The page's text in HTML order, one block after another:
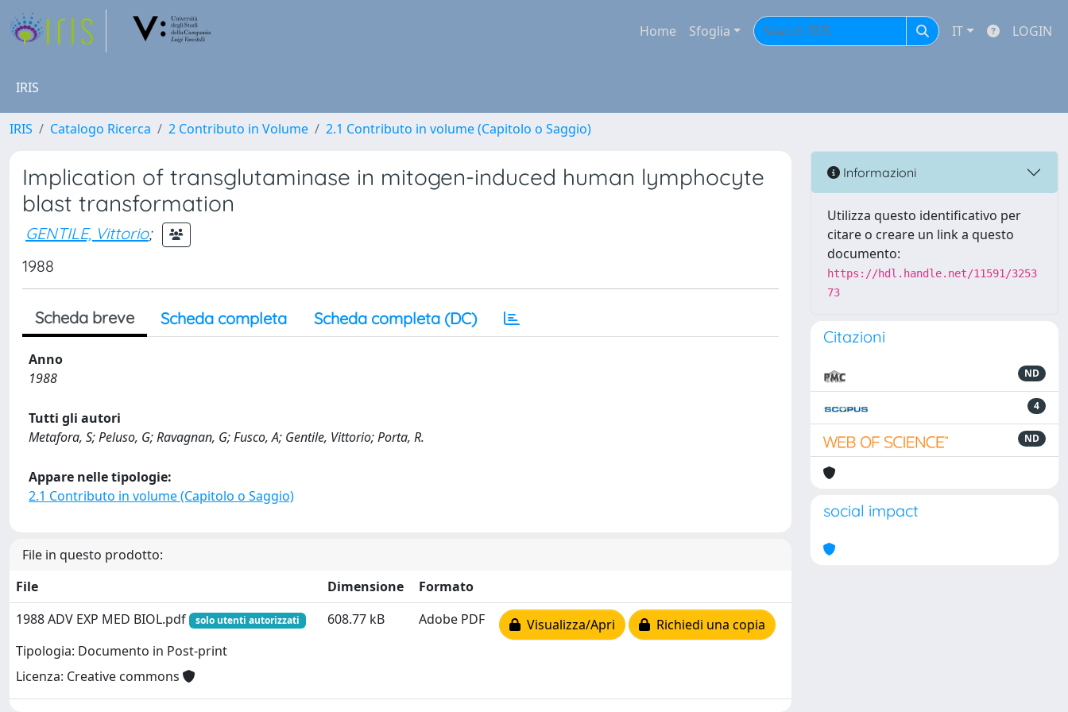
Home Sfoglia IT LOGIN
IRIS
IRIS Catalogo Ricerca 2 Contributo in Volume 2.1 Contributo in volume (Capitolo o Saggio)
Implication of transglutaminase in mitogen-induced human lymphocyte
blast transformation
GENTILE, Vittorio;
1988
Scheda breve Scheda completa Scheda completa (DC)
Anno
1988
Tutti gli autori
Metafora, S; Peluso, G; Ravagnan, G; Fusco, A; Gentile, Vittorio; Porta, R.
Appare nelle tipologie:
2.1 Contributo in volume (Capitolo o Saggio)
File in questo prodotto:
File
Dimensione
Formato
1988 ADV EXP MED BIOL.pdf
solo utenti autorizzati
Tipologia: Documento in Post-print
Licenza: Creative commons
608.77 kB Adobe PDF Visualizza/Apri Richiedi una copia
Informazioni
Utilizza questo identificativo per
citare o creare un link a questo
documento:
https://hdl.handle.net/11591/3253
73
Citazioni
ND
4
ND
social impact